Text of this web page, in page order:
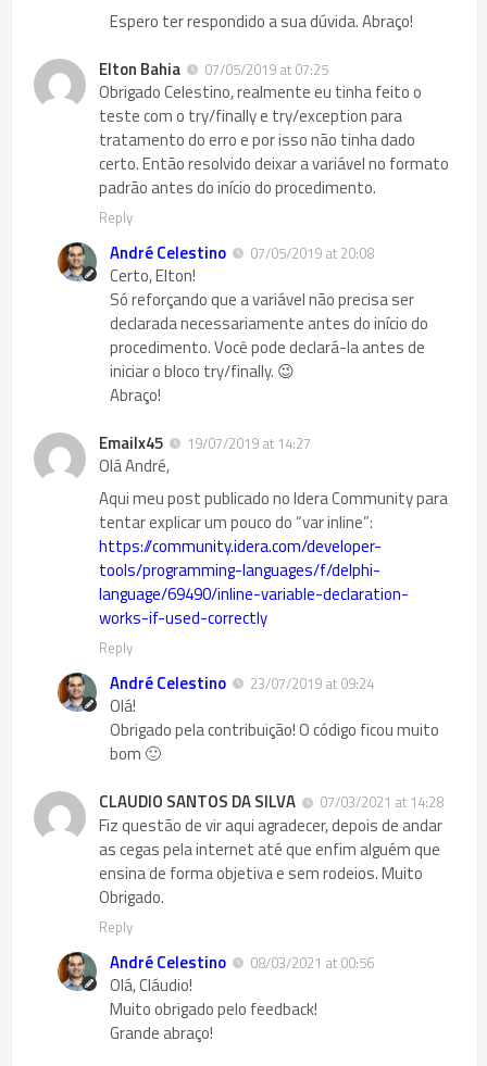
Espero ter respondido a sua dúvida. Abraço!
Elton Bahia
07/05/2019 at 07:25
Obrigado Celestino, realmente eu tinha feito o
teste com o try/finally e try/exception para
tratamento do erro e por isso não tinha dado
certo. Então resolvido deixar a variável no formato
padrão antes do início do procedimento.
Reply
André Celestino 07/05/2019 at 20:08
Certo, Elton!
Só reforçando que a variável não precisa ser
declarada necessariamente antes do início do
procedimento. Você pode declará-la antes de
iniciar o bloco try/finally. 😉
Abraço!
Emailx45
19/07/2019 at 14:27
Olá André,
Aqui meu post publicado no Idera Community para
tentar explicar um pouco do “var inline”:
https://community.idera.com/developer-
tools/programming-languages/f/delphi-
language/69490/inline-variable-declaration-
works-if-used-correctly
Reply
André Celestino 23/07/2019 at 09:24
Olá!
Obrigado pela contribuição! O código ficou muito
bom 🙂
CLAUDIO SANTOS DA SILVA
07/03/2021 at 14:28
Fiz questão de vir aqui agradecer, depois de andar
as cegas pela internet até que enfim alguém que
ensina de forma objetiva e sem rodeios. Muito
Obrigado.
Reply
André Celestino 08/03/2021 at 00:56
Olá, Cláudio!
Muito obrigado pelo feedback!
Grande abraço!